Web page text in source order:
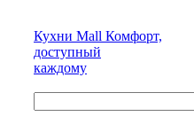
Кухни Mall Комфорт,
доступный
каждому